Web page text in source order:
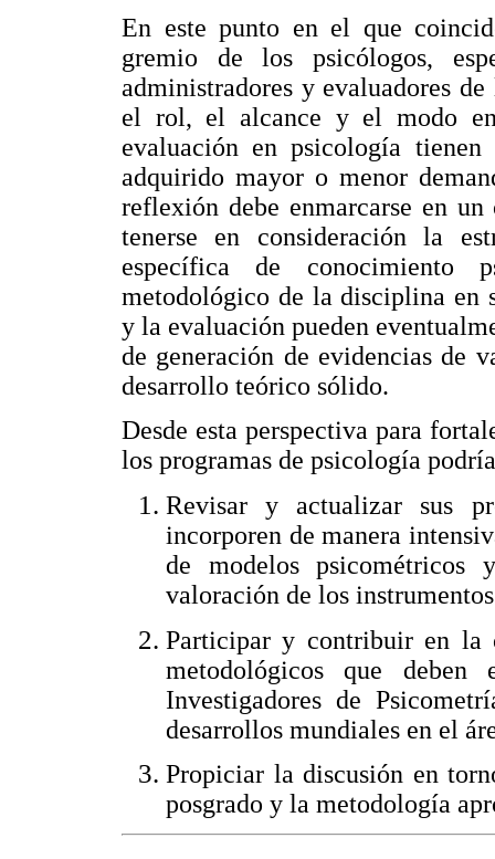
En este punto en el que
gremio de los psicólogos,
administradores y evaluadores
el rol, el alcance y el modo
evaluación en psicología
adquirido mayor o menor
reflexión debe enmarcarse en
tenerse en consideración la
específica de
metodológico de la disciplina en
y la evaluación pueden
de generación de evidencias de
desarrollo teórico sólido.
Desde esta perspectiva para
los programas de psicología
Revisar y actualizar sus
incorporen de manera
de modelos
valoración de los
Participar y contribuir en la
metodológicos que
Investigadores de
desarrollos mundiales en el
Propiciar la discusión en
posgrado y la metodología